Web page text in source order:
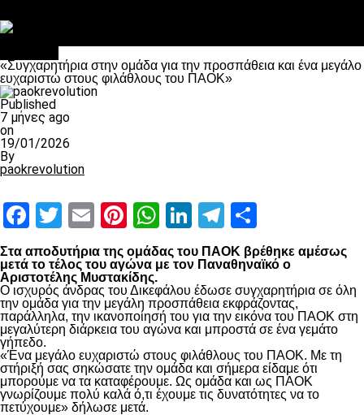
«Συγχαρητήρια στην ομάδα για την προσπάθεια και ένα μεγάλο
ευχαριστώ στους φιλάθλους του ΠΑΟΚ»
Published
7 μήνες ago
on
19/01/2026
By
paokrevolution
Facebook
Twitter
EmailPinterest
WhatsApp
LinkedIn
Telegram
Στα αποδυτήρια της ομάδας του ΠΑΟΚ βρέθηκε αμέσως
μετά το τέλος του αγώνα με τον Παναθηναϊκό ο
Αριστοτέλης Μυστακίδης.
Ο ισχυρός άνδρας του Δικεφάλου έδωσε συγχαρητήρια σε όλη
την ομάδα για την μεγάλη προσπάθεια εκφράζοντας,
παράλληλα, την ικανοποίησή του για την εικόνα του ΠΑΟΚ στη
μεγαλύτερη διάρκεια του αγώνα και μπροστά σε ένα γεμάτο
γήπεδο.
«Ένα μεγάλο ευχαριστώ στους φιλάθλους του ΠΑΟΚ. Με τη
στήριξή σας σηκώσατε την ομάδα και σήμερα είδαμε ότι
μπορούμε να τα καταφέρουμε. Ως ομάδα και ως ΠΑΟΚ
γνωρίζουμε πολύ καλά ό,τι έχουμε τις δυνατότητες να το
πετύχουμε» δήλωσε μετά.